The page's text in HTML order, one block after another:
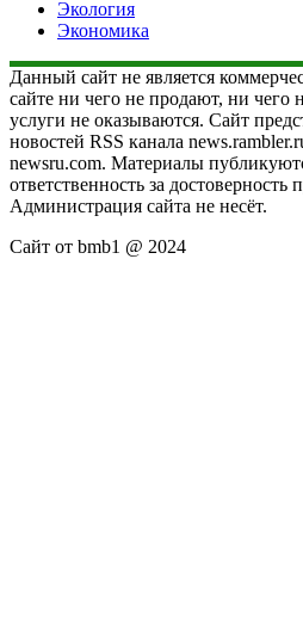
Экология
Экономика
Данный сайт не является
сайте ни чего не продают, ни чего
услуги не оказываются. Сайт
новостей RSS канала
newsru.com. Материалы
ответственность за
Администрация сайта не несёт.
Сайт от bmb1 @ 2024